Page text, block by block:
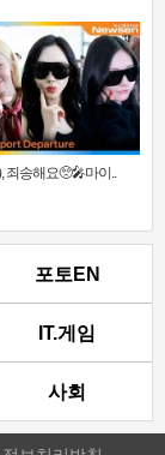
죄송해요🥺🎤마이..
포토EN
IT.게임
사회